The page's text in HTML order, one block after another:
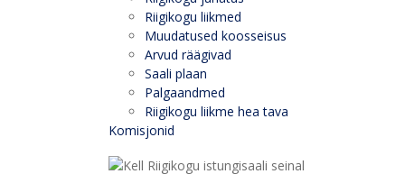
Riigikogu liikmed
Muudatused koosseisus
Arvud räägivad
Saali plaan
Palgaandmed
Riigikogu liikme hea tava
Komisjonid